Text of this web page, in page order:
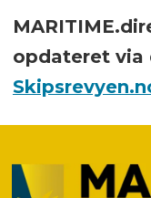
opdateret via